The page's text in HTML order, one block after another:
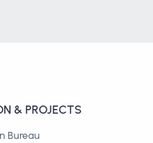
& PROJECTS
Bureau